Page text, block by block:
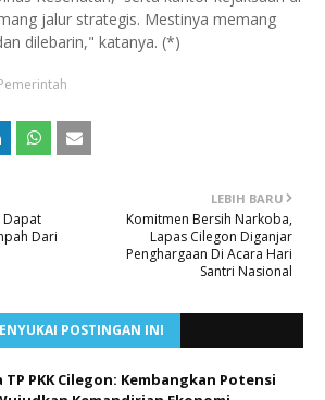
jalur strategis. Mestinya memang
dilebarin," katanya. (*)
LEBIH BARU
Komitmen Bersih Narkoba,
Lapas Cilegon Diganjar
Penghargaan Di Acara Hari
Santri Nasional
Dapat
Dari
POSTINGAN INI
TP PKK Cilegon: Kembangkan Potensi